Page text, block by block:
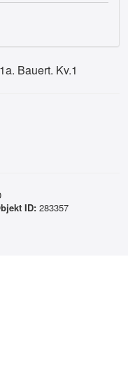
Bauert. Kv.1
ID: 283357